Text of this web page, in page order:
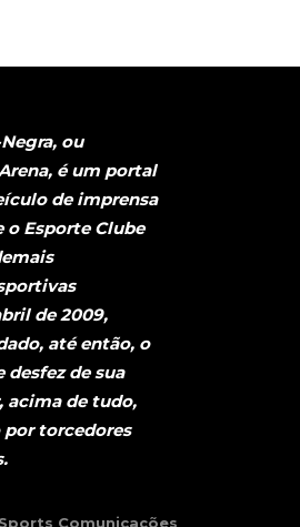
ou
é um portal
de imprensa
o Esporte Clube
de 2009,
até então, o
desfez de sua
acima de tudo,
torcedores
Comunicações